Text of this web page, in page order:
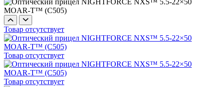
Товар отсутствует
Товар отсутствует
Товар отсутствует